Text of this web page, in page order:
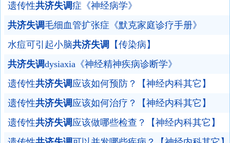
遗传性共济失调症《神经病学》
共济失调毛细血管扩张症《默克家庭诊疗手册》
水痘可引起小脑共济失调 【传染病】
共济失调dysiaxia《神经精神疾病诊断学》
遗传性共济失调应该如何预防？【神经内科其它】
遗传性共济失调应该如何治疗？【神经内科其它】
遗传性共济失调应该做哪些检查？【神经内科其它】